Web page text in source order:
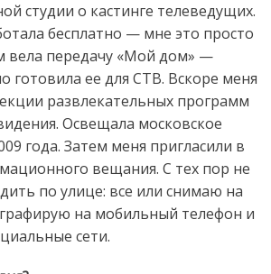
студии о кастинге телеведущих.
бесплатно — мне это просто
вела передачу «Мой дом» —
готовила ее для СТВ. Вскоре меня
развлекательных программ
Освещала московское
года. Затем меня пригласили в
вещания. С тех пор не
по улице: все или снимаю на
на мобильный телефон и
сети.